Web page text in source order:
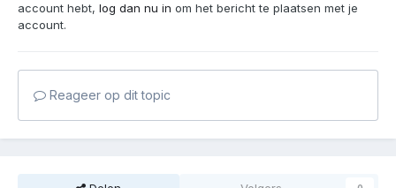
account hebt, log dan nu in om het bericht te plaatsen met je
account.
Reageer op dit topic